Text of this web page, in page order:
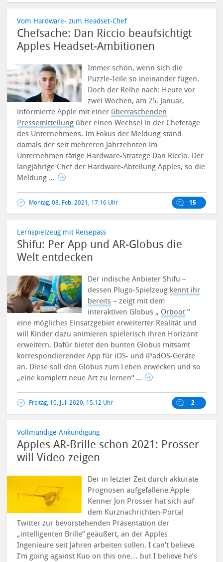
Vom Hardware- zum Headset-Chef
Chefsache: Dan Riccio beaufsichtigt
Apples Headset-Ambitionen
Immer schön, wenn sich die
Puzzle-Teile so ineinander fügen.
Doch der Reihe nach: Heute vor
zwei Wochen, am 25. Januar,
informierte Apple mit einer überraschenden
Pressemitteilung über einen Wechsel in der Chefetage
des Unternehmens. Im Fokus der Meldung stand
damals der seit mehreren Jahrzehnten im
Unternehmen tätige Hardware-Stratege Dan Riccio. Der
langjährige Chef der Hardware-Abteilung Apples, so die
Meldung ...
Montag, 08. Feb. 2021, 17:16 Uhr 15
Lernspielzeug mit Reisepass
Shifu: Per App und AR-Globus die
Welt entdecken
Der indische Anbieter Shifu –
dessen Plugo-Spielzeug kennt ihr
bereits – zeigt mit dem
interaktiven Globus „ Orboot “
eine mögliches Einsatzgebiet erweiterter Realität und
will Kinder dazu animieren spielerisch ihren Horizont
erweitern. Dafür bietet den bunten Globus mitsamt
korrespondierender App für iOS- und iPadOS-Geräte
an. Diese soll den Globus zum Leben erwecken und so
„eine komplett neue Art zu lernen“ ...
Freitag, 10. Juli 2020, 15:12 Uhr 2
Vollmundige Ankündigung
Apples AR-Brille schon 2021: Prosser
will Video zeigen
Der in letzter Zeit durch akkurate
Prognosen aufgefallene Apple-
Kenner Jon Prosser hat sich auf
dem Kurznachrichten-Portal
Twitter zur bevorstehenden Präsentation der
„intelligenten Brille“ geäußert, an der Apples
Ingenieure seit Jahren arbeiten sollen. I can’t believe
I’m going against Kuo on this one… but I believe he’s